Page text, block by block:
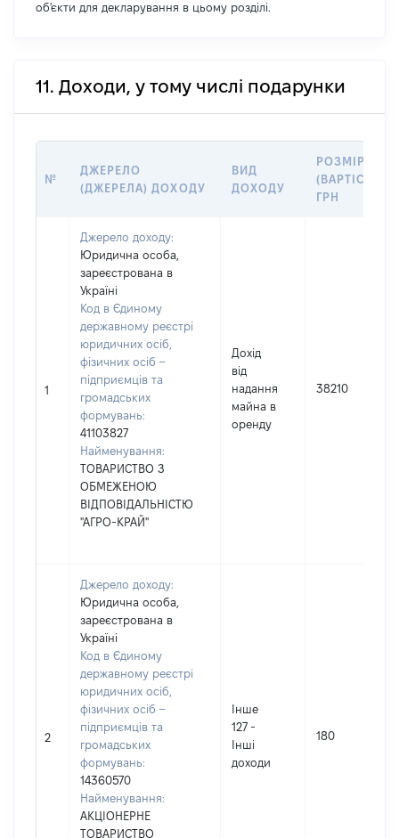
об'єкти для декларування в цьому розділі.
11. Доходи, у тому числі подарунки
№
ДЖЕРЕЛО
(ДЖЕРЕЛА) ДОХОДУ
ВИД
ДОХОДУ
РОЗМІР
(ВАРТІСТЬ),
ГРН
1
Джерело доходу:
Юридична особа,
зареєстрована в
Україні
Код в Єдиному
державному реєстрі
юридичних осіб,
фізичних осіб –
підприємців та
громадських
формувань:
41103827
Найменування:
ТОВАРИСТВО З
ОБМЕЖЕНОЮ
ВІДПОВІДАЛЬНІСТЮ
"АГРО-КРАЙ"
Дохід
від
надання
майна в
оренду
38210
2
Джерело доходу:
Юридична особа,
зареєстрована в
Україні
Код в Єдиному
державному реєстрі
юридичних осіб,
фізичних осіб –
підприємців та
громадських
формувань:
14360570
Найменування:
АКЦІОНЕРНЕ
ТОВАРИСТВО
Інше
127 -
Інші
доходи
180